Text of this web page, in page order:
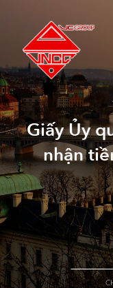
Giấy Ủy
nhận